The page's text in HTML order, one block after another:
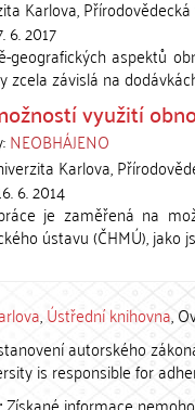
Karlova,
6. 2017
geografických aspektů
zcela závislá na
využití
NEOBHÁJENO
Karlova,
6. 2014
je zaměřená na
ústavu (ČHMÚ), jako
,Ústřední knihovna,
autorského
is responsible for